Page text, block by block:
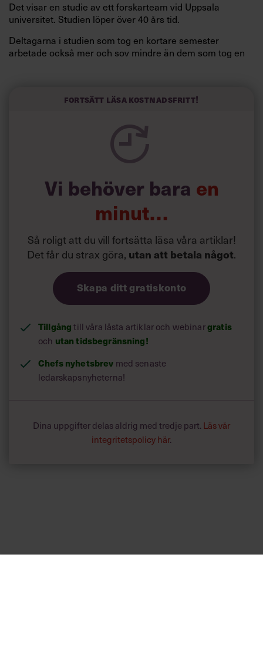
Det visar en studie av ett forskarteam vid Uppsala
universitet. Studien löper över 40 års tid.
Deltagarna i studien som tog en kortare semester
arbetade också mer och sov mindre än dem som tog en
Forskarna tror sig dessutom kunna uttyda att en längre
försök att förändra livsstilsvanor.
Fortsätt läsa kostnadsfritt!
Vi behöver bara en
minut…
Så roligt att du vill fortsätta läsa våra artiklar!
Det får du strax göra, utan att betala något.
Skapa ditt gratiskonto
Tillgång till våra låsta artiklar och webinargratis
och utan tidsbegränsning!
Chefs nyhetsbrev med senaste
ledarskapsnyheterna!
Dina uppgifter delas aldrig med tredje part. Läs vår
integritetspolicy här.